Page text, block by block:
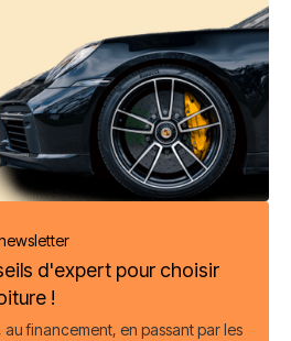
d'expert pour choisir
!
financement, en passant par les